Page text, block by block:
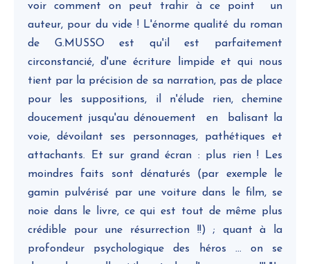
voir comment on peut trahir à ce point un
auteur, pour du vide ! L'énorme qualité du roman
de G.MUSSO est qu'il est parfaitement
circonstancié, d'une écriture limpide et qui nous
tient par la précision de sa narration, pas de place
pour les suppositions, il n'élude rien, chemine
doucement jusqu'au dénouement en balisant la
voie, dévoilant ses personnages, pathétiques et
attachants. Et sur grand écran : plus rien ! Les
moindres faits sont dénaturés (par exemple le
gamin pulvérisé par une voiture dans le film, se
noie dans le livre, ce qui est tout de même plus
crédible pour une résurrection !!) ; quant à la
profondeur psychologique des héros ... on se